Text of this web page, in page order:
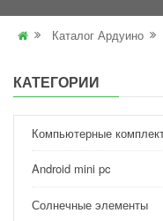
Каталог Ардуино
КАТЕГОРИИ
Компьютерные
Android mini pc
Солнечные элементы